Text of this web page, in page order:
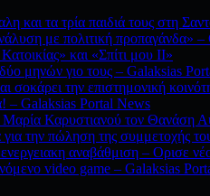
και τα τρία παιδιά τους στη
με πολιτική προπαγάνδα»
και «Σπίτι μου ΙΙ»
μηνών γιο τους – Galaksias
σοκάρει την επιστημονική
– Galaksias Portal News
Μαρία Καρυστιανού τον Θανάση
την πώληση της συμμετοχής
αναβάθμιση – Ορισε
video game – Galaksias